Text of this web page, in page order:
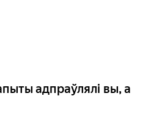
адпраўлялі вы, а